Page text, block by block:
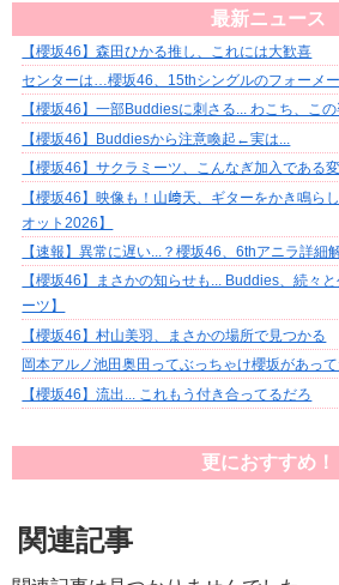
最新ニュース
【櫻坂46】森田ひかる推し、これには大歓喜
センターは…櫻坂46、15thシングルのフォーメー
【櫻坂46】一部Buddiesに刺さる... わこち、こ
【櫻坂46】Buddiesから注意喚起←実は...
【櫻坂46】サクラミーツ、こんなぎ加入である
【櫻坂46】映像も！山﨑天、ギターをかき鳴ら
オット2026】
【速報】異常に遅い...？櫻坂46、6thアニラ詳細
【櫻坂46】まさかの知らせも... Buddies、続々
ーツ】
【櫻坂46】村山美羽、まさかの場所で見つかる
岡本アルノ池田奥田ってぶっちゃけ櫻坂があっ
【櫻坂46】流出... これもう付き合ってるだろ
更におすすめ！
関連記事